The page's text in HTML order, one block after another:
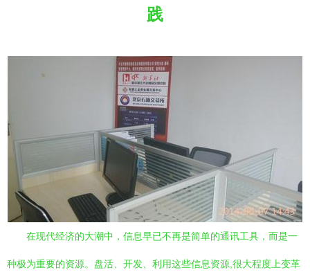
践
在现代经济的大潮中，信息早已不再是简单的通讯工具，而是一
种极为重要的资源。盘活、开发、利用这些信息资源,很大程度上变革